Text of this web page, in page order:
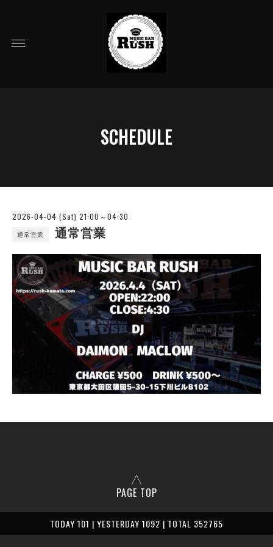
SCHEDULE
2026-04-04 (Sat) 21:00～04:30
通常営業 通常営業
PAGE TOP
TODAY 101 | YESTERDAY 1092 | TOTAL 352765